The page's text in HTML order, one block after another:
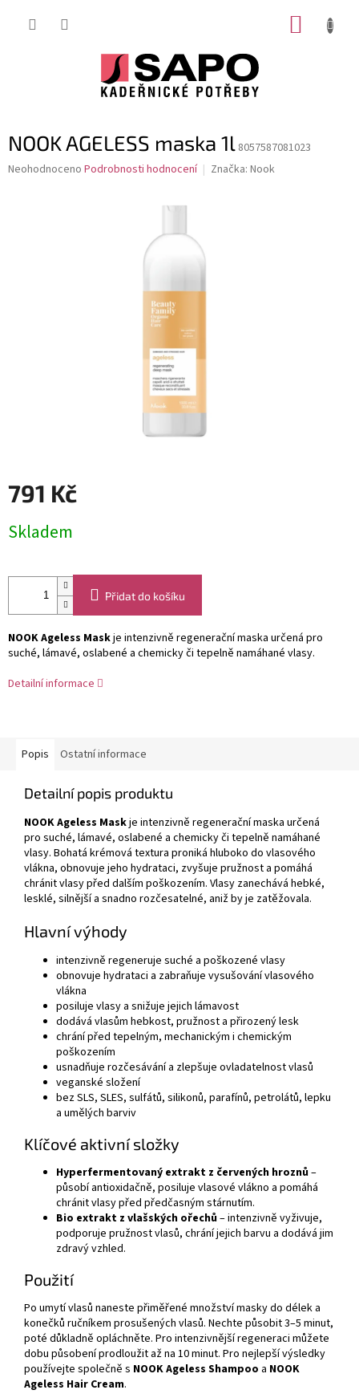
NOOK AGELESS maska 1l 8057587081023
Průměrné
Neohodnoceno Podrobnosti hodnocení Značka: Nook
791 Kč
cena:
Skladem
Přidat do košíku
NOOK Ageless Maskje intenzivně regenerační maska určená pro
suché, lámavé, oslabené a chemicky či tepelně namáhané vlasy.
Detailní informace
Popis Ostatní informace
Detailní popis produktu
NOOK Ageless Maskje intenzivně regenerační maska určená
pro suché, lámavé, oslabené a chemicky či tepelně namáhané
vlasy. Bohatá krémová textura proniká hluboko do vlasového
vlákna, obnovuje jeho hydrataci, zvyšuje pružnost a pomáhá
chránit vlasy před dalším poškozením. Vlasy zanechává hebké,
lesklé, silnější a snadno rozčesatelné, aniž by je zatěžovala.
Hlavní výhody
intenzivně regeneruje suché a poškozené vlasy
obnovuje hydrataci a zabraňuje vysušování vlasového
vlákna
posiluje vlasy a snižuje jejich lámavost
dodává vlasům hebkost, pružnost a přirozený lesk
chrání před tepelným, mechanickým i chemickým
poškozením
usnadňuje rozčesávání a zlepšuje ovladatelnost vlasů
veganské složení
bez SLS, SLES, sulfátů, silikonů, parafínů, petrolátů, lepku
a umělých barviv
Klíčové aktivní složky
Hyperfermentovaný extrakt z červených hroznů–
působí antioxidačně, posiluje vlasové vlákno a pomáhá
chránit vlasy před předčasným stárnutím.
Bio extrakt z vlašských ořechů– intenzivně vyživuje,
podporuje pružnost vlasů, chrání jejich barvu a dodává jim
zdravý vzhled.
Použití
Po umytí vlasů naneste přiměřené množství masky do délek a
konečků ručníkem prosušených vlasů. Nechte působit 3–5 minut,
poté důkladně opláchněte. Pro intenzivnější regeneraci můžete
dobu působení prodloužit až na 10 minut. Pro nejlepší výsledky
používejte společně s NOOK Ageless Shampoo a NOOK
Ageless Hair Cream.